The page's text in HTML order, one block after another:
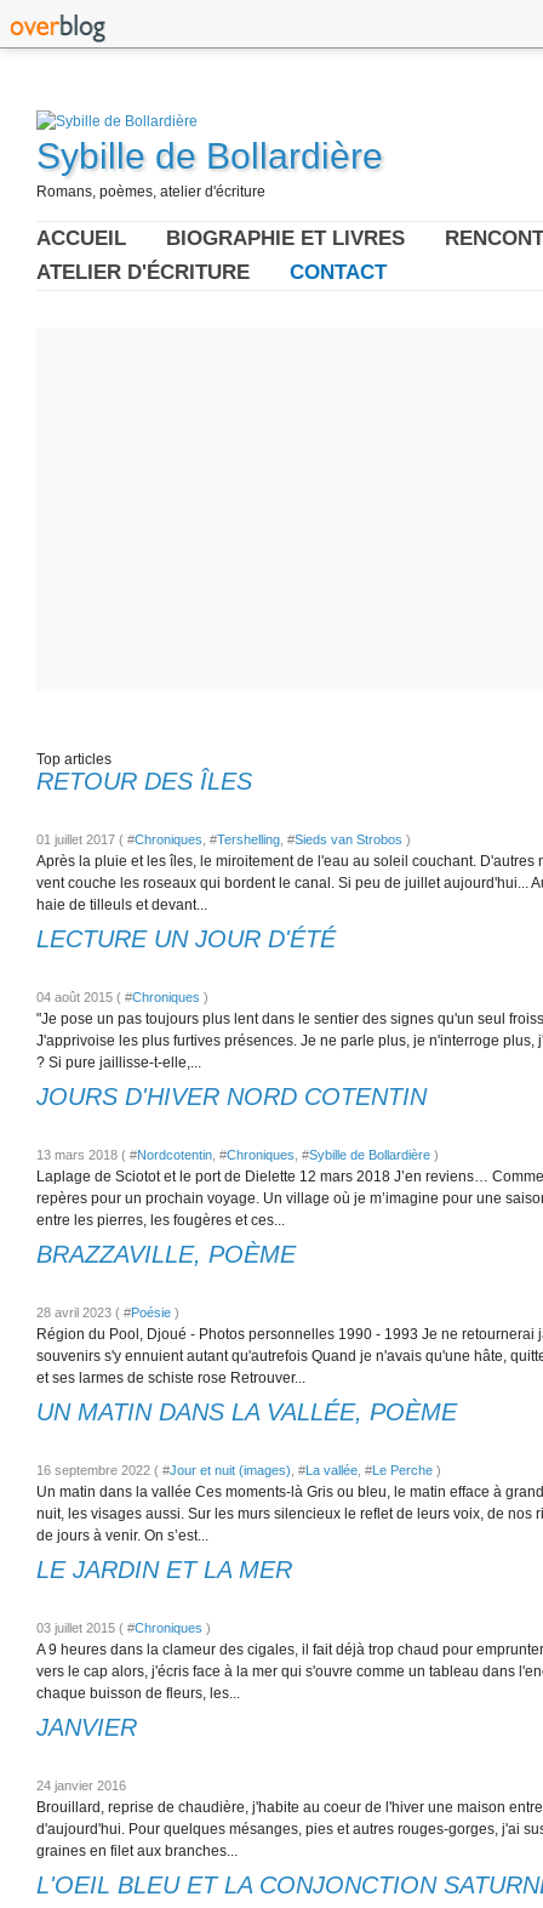
Sybille de Bollardière
Romans, poèmes, atelier d'écriture
ACCUEIL BIOGRAPHIE ET LIVRES
ATELIER D'ÉCRITURE
CONTACT
Top articles
RETOUR DES ÎLES
01 juillet 2017 ( #Chroniques , #Tershelling , #Sieds van Strobos )
Après la pluie et les îles, le miroitement de l'eau au soleil couchant. D'autres
vent couche les roseaux qui bordent le canal. Si peu de juillet aujourd'hui...
haie de tilleuls et devant...
LECTURE UN JOUR D'ÉTÉ
04 août 2015 ( #Chroniques )
"Je pose un pas toujours plus lent dans le sentier des signes qu'un seul
J'apprivoise les plus furtives présences. Je ne parle plus, je n'interroge plus,
? Si pure jaillisse-t-elle,...
JOURS D'HIVER NORD COTENTIN
13 mars 2018 ( #Nordcotentin , #Chroniques , #Sybille de Bollardière )
Laplage de Sciotot et le port de Dielette 12 mars 2018 J’en reviens…
repères pour un prochain voyage. Un village où je m’imagine pour une
entre les pierres, les fougères et ces...
BRAZZAVILLE, POÈME
28 avril 2023 ( #Poésie )
Région du Pool, Djoué - Photos personnelles 1990 - 1993 Je ne retournerai
souvenirs s'y ennuient autant qu'autrefois Quand je n'avais qu'une hâte,
et ses larmes de schiste rose Retrouver...
UN MATIN DANS LA VALLÉE, POÈME
16 septembre 2022 ( #Jour et nuit (images) , #La vallée , #Le Perche )
Un matin dans la vallée Ces moments-là Gris ou bleu, le matin efface à
nuit, les visages aussi. Sur les murs silencieux le reflet de leurs voix, de nos
de jours à venir. On s’est...
LE JARDIN ET LA MER
03 juillet 2015 ( #Chroniques )
A 9 heures dans la clameur des cigales, il fait déjà trop chaud pour
vers le cap alors, j'écris face à la mer qui s'ouvre comme un tableau dans
chaque buisson de fleurs, les...
JANVIER
24 janvier 2016
Brouillard, reprise de chaudière, j'habite au coeur de l'hiver une maison
d'aujourd'hui. Pour quelques mésanges, pies et autres rouges-gorges, j'ai
graines en filet aux branches...
L'OEIL BLEU ET LA CONJONCTION